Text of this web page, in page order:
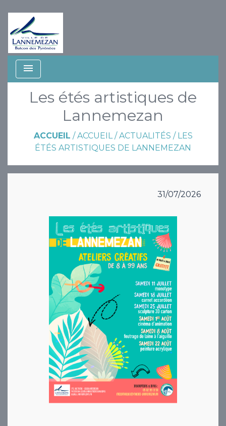
menu
Les étés artistiques de
Lannemezan
ACCUEIL /ACCUEIL/ACTUALITÉS / LES
ÉTÉS ARTISTIQUES DE LANNEMEZAN
31/07/2026